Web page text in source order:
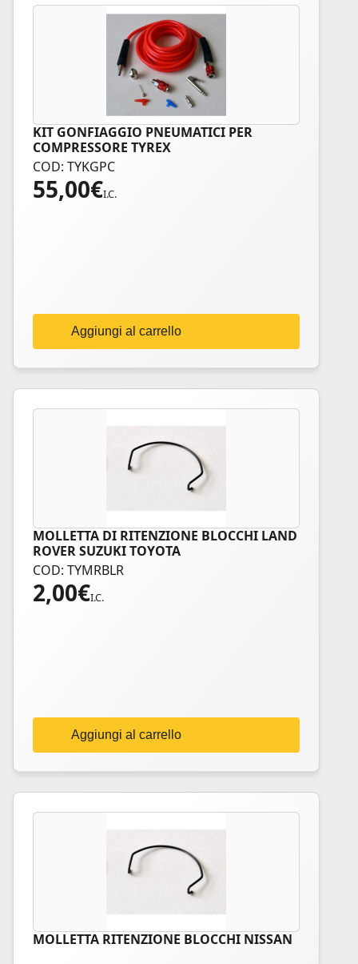
KIT GONFIAGGIO PNEUMATICI PER
COMPRESSORE TYREX
COD: TYKGPC
55,00€I.C.
Aggiungi al carrello
MOLLETTA DI RITENZIONE BLOCCHI LAND
ROVER SUZUKI TOYOTA
COD: TYMRBLR
2,00€I.C.
Aggiungi al carrello
MOLLETTA RITENZIONE BLOCCHI NISSAN